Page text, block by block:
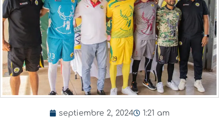
septiembre 2, 2024 1:21 am